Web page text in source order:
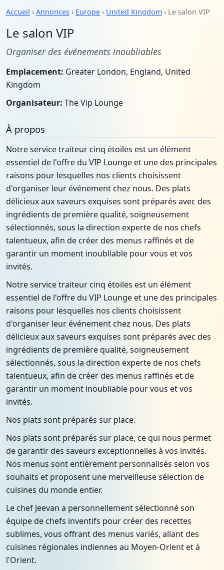
Accueil › Annonces › Europe › United Kingdom › Le salon VIP
Le salon VIP
Organiser des événements inoubliables
Emplacement: Greater London, England, United
Kingdom
Organisateur: The Vip Lounge
À propos
Notre service traiteur cinq étoiles est un élément
essentiel de l'offre du VIP Lounge et une des principales
raisons pour lesquelles nos clients choisissent
d'organiser leur événement chez nous. Des plats
délicieux aux saveurs exquises sont préparés avec des
ingrédients de première qualité, soigneusement
sélectionnés, sous la direction experte de nos chefs
talentueux, afin de créer des menus raffinés et de
garantir un moment inoubliable pour vous et vos
invités.
Notre service traiteur cinq étoiles est un élément
essentiel de l'offre du VIP Lounge et une des principales
raisons pour lesquelles nos clients choisissent
d'organiser leur événement chez nous. Des plats
délicieux aux saveurs exquises sont préparés avec des
ingrédients de première qualité, soigneusement
sélectionnés, sous la direction experte de nos chefs
talentueux, afin de créer des menus raffinés et de
garantir un moment inoubliable pour vous et vos
invités.
Nos plats sont préparés sur place.
Nos plats sont préparés sur place, ce qui nous permet
de garantir des saveurs exceptionnelles à vos invités.
Nos menus sont entièrement personnalisés selon vos
souhaits et proposent une merveilleuse sélection de
cuisines du monde entier.
Le chef Jeevan a personnellement sélectionné son
équipe de chefs inventifs pour créer des recettes
sublimes, vous offrant des menus variés, allant des
cuisines régionales indiennes au Moyen-Orient et à
l'Orient.